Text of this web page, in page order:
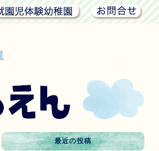
未就園児体験幼稚園
お
最近の投稿